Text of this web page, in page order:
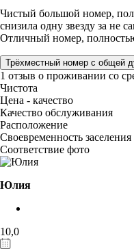
Чистый большой номер,
снизила одну звезду за не
Отличный номер,
Трёхместный номер с общей
1 отзыв о проживании со
Чистота
Цена - качество
Качество обслуживания
Расположение
Своевременность заселения
Соответствие фото
Юлия
10,0